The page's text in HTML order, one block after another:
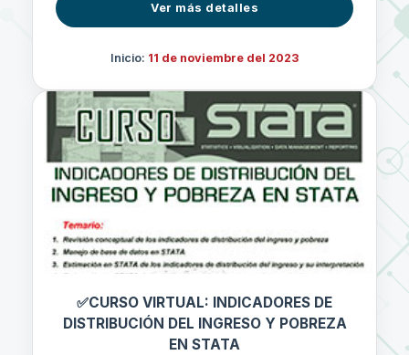
Ver más detalles
Inicio: 11 de noviembre del 2023
✅CURSO VIRTUAL: INDICADORES DE
DISTRIBUCIÓN DEL INGRESO Y POBREZA
EN STATA